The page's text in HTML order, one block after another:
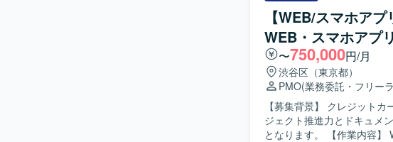
【WEB/スマホア
WEB・スマホアプ
〜750,000円/月
渋谷区（東京都）
PMO(業務委託・フリー
【募集背景】 クレジット
ジェクト推進力とドキュメ
となります。 【作業内容】 WEBおよびスマホアプリ開発プロジェクトにて、お客様と伴走しな